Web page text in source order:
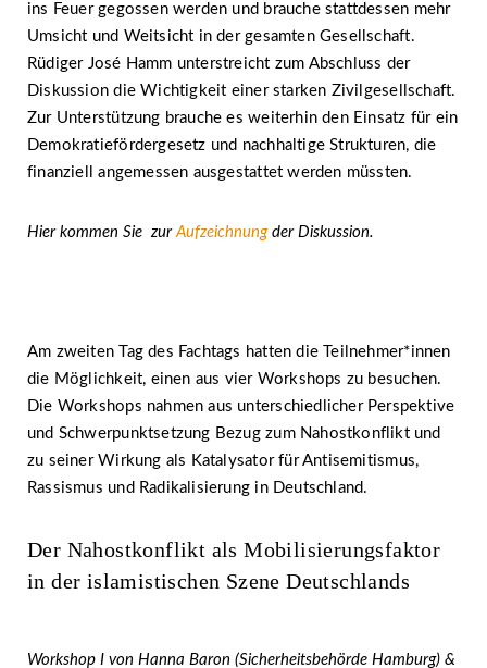
ins Feuer gegossen werden und brauche stattdessen mehr
Umsicht und Weitsicht in der gesamten Gesellschaft.
Rüdiger José Hamm unterstreicht zum Abschluss der
Diskussion die Wichtigkeit einer starken Zivilgesellschaft.
Zur Unterstützung brauche es weiterhin den Einsatz für ein
Demokratiefördergesetz und nachhaltige Strukturen, die
finanziell angemessen ausgestattet werden müssten.
Hier kommen Sie zurAufzeichnungder Diskussion.
Am zweiten Tag des Fachtags hatten die Teilnehmer*innen
die Möglichkeit, einen aus vier Workshops zu besuchen.
Die Workshops nahmen aus unterschiedlicher Perspektive
und Schwerpunktsetzung Bezug zum Nahostkonflikt und
zu seiner Wirkung als Katalysator für Antisemitismus,
Rassismus und Radikalisierung in Deutschland.
Der Nahostkonflikt als Mobilisierungsfaktor
in der islamistischen Szene Deutschlands
Workshop I von Hanna Baron (Sicherheitsbehörde Hamburg) &